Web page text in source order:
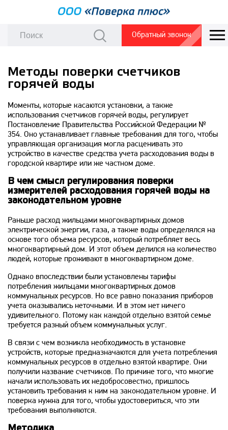
Обратный звонок
Методы поверки счетчиков
горячей воды
Моменты, которые касаются установки, а также
использования счетчиков горячей воды, регулирует
Постановление Правительства Российской Федерации №
354. Оно устанавливает главные требования для того, чтобы
управляющая организация могла расценивать это
устройство в качестве средства учета расходования воды в
городской квартире или же частном доме.
В чем смысл регулирования поверки
измерителей расходования горячей воды на
законодательном уровне
Раньше расход жильцами многоквартирных домов
электрической энергии, газа, а также воды определялся на
основе того объема ресурсов, который потребляет весь
многоквартирный дом. И этот объем делился на количество
людей, которые проживают в многоквартирном доме.
Однако впоследствии были установлены тарифы
потребления жильцами многоквартирных домов
коммунальных ресурсов. Но все равно показания приборов
учета оказывались неточными. И в этом нет ничего
удивительного. Потому как каждой отдельно взятой семье
требуется разный объем коммунальных услуг.
В связи с чем возникла необходимость в установке
устройств, которые предназначаются для учета потребления
коммунальных ресурсов в отдельно взятой квартире. Они
получили название счетчиков. По причине того, что многие
начали использовать их недобросовестно, пришлось
установить требования к ним на законодательном уровне. И
поверка нужна для того, чтобы удостовериться, что эти
требования выполняются.
Методика